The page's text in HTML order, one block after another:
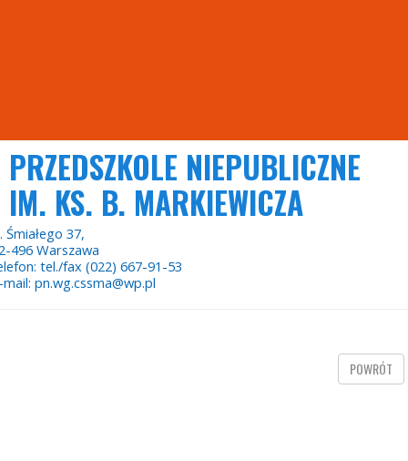
PRZEDSZKOLE NIEPUBLICZNE
IM. KS. B. MARKIEWICZA
Śmiałego 37,
496 Warszawa
tel./fax (022) 667-91-53
pn.wg.cssma@wp.pl
POWRÓT